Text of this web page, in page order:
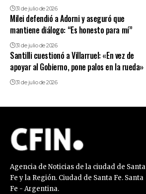
31 de julio de 2026
Milei defendió a Adorni y aseguró que
mantiene diálogo: “Es honesto para mí”
31 de julio de 2026
Santilli cuestionó a Villarruel: «En vez de
apoyar al Gobierno, pone palos en la rueda»
31 de julio de 2026
Agencia de Noticias de la ciudad de Santa
Fe y la Región. Ciudad de Santa Fe. Santa
Fe - Argentina.